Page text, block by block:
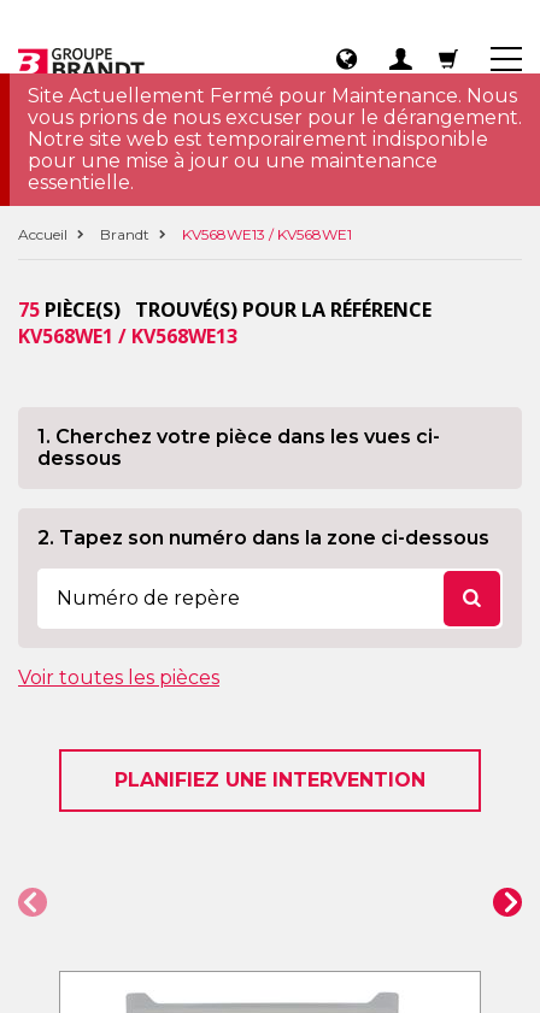
Site Actuellement Fermé pour Maintenance. Nous
vous prions de nous excuser pour le dérangement.
Notre site web est temporairement indisponible
pour une mise à jour ou une maintenance
essentielle.
Accueil Brandt KV568WE13 / KV568WE1
75 PIÈCE(S) TROUVÉ(S) POUR LA RÉFÉRENCE
KV568WE1 / KV568WE13
1. Cherchez votre pièce dans les vues ci-
dessous
2. Tapez son numéro dans la zone ci-dessous
Voir toutes les pièces
PLANIFIEZ UNE INTERVENTION